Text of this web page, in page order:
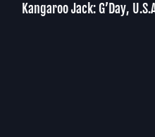
Kangaroo Jack: G’Day, U.S.A.!